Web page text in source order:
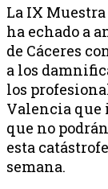
La IX
ha echado a
de Cáceres
a los
los
Valencia que
que no
esta
semana.